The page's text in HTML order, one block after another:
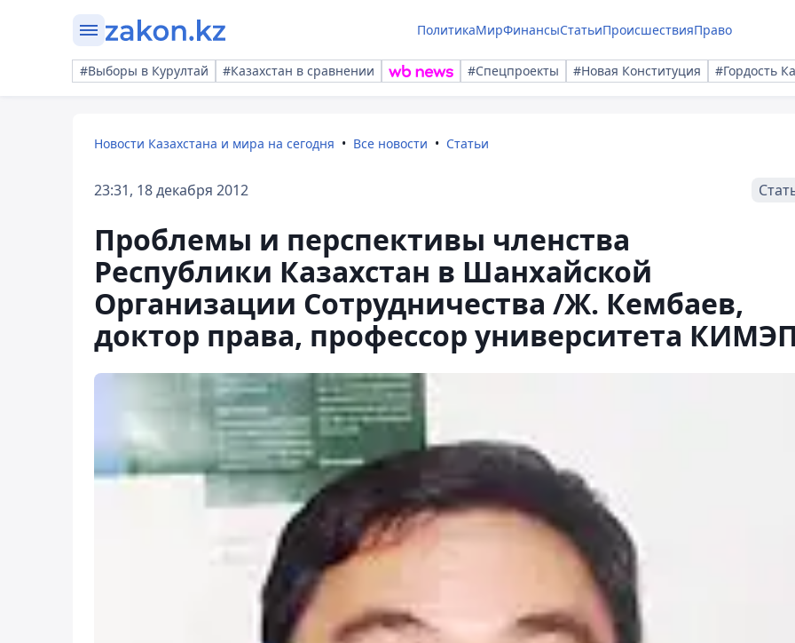
ПолитикаМирФинансыСтатьиПроисшествияПраво
#Выборы в Курултай #Казахстан в сравнении #Спецпроекты #Новая Конституция #Гордость
Новости Казахстана и мира на сегодня Все новости Статьи
23:31, 18 декабря 2012
Проблемы и перспективы членства
Республики Казахстан в Шанхайской
Организации Сотрудничества /Ж. Кембаев,
доктор права, профессор университета